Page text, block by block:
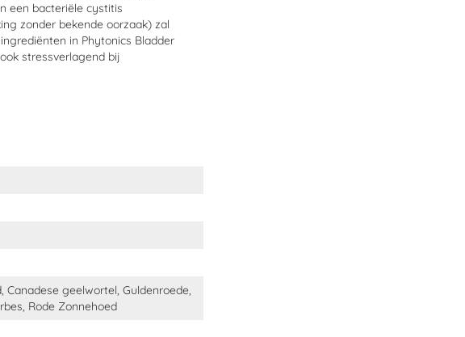
Comp?
oorzaak)
een bacteriële cystitis
zonder bekende oorzaak) zal
in Phytonics Bladder
stressverlagend bij
Canadese geelwortel, Guldenroede,
Rode Zonnehoed